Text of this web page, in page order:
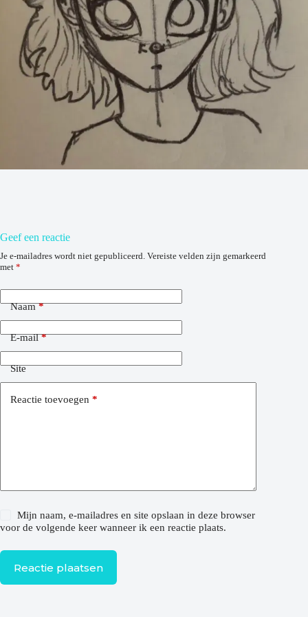
Geef een reactie
Je e-mailadres wordt niet gepubliceerd. Vereiste velden zijn gemarkeerd
met *
Naam*
E-mail*
Site
Reactie toevoegen *
Mijn naam, e-mailadres en site opslaan in deze browser
voor de volgende keer wanneer ik een reactie plaats.
Reactie plaatsen